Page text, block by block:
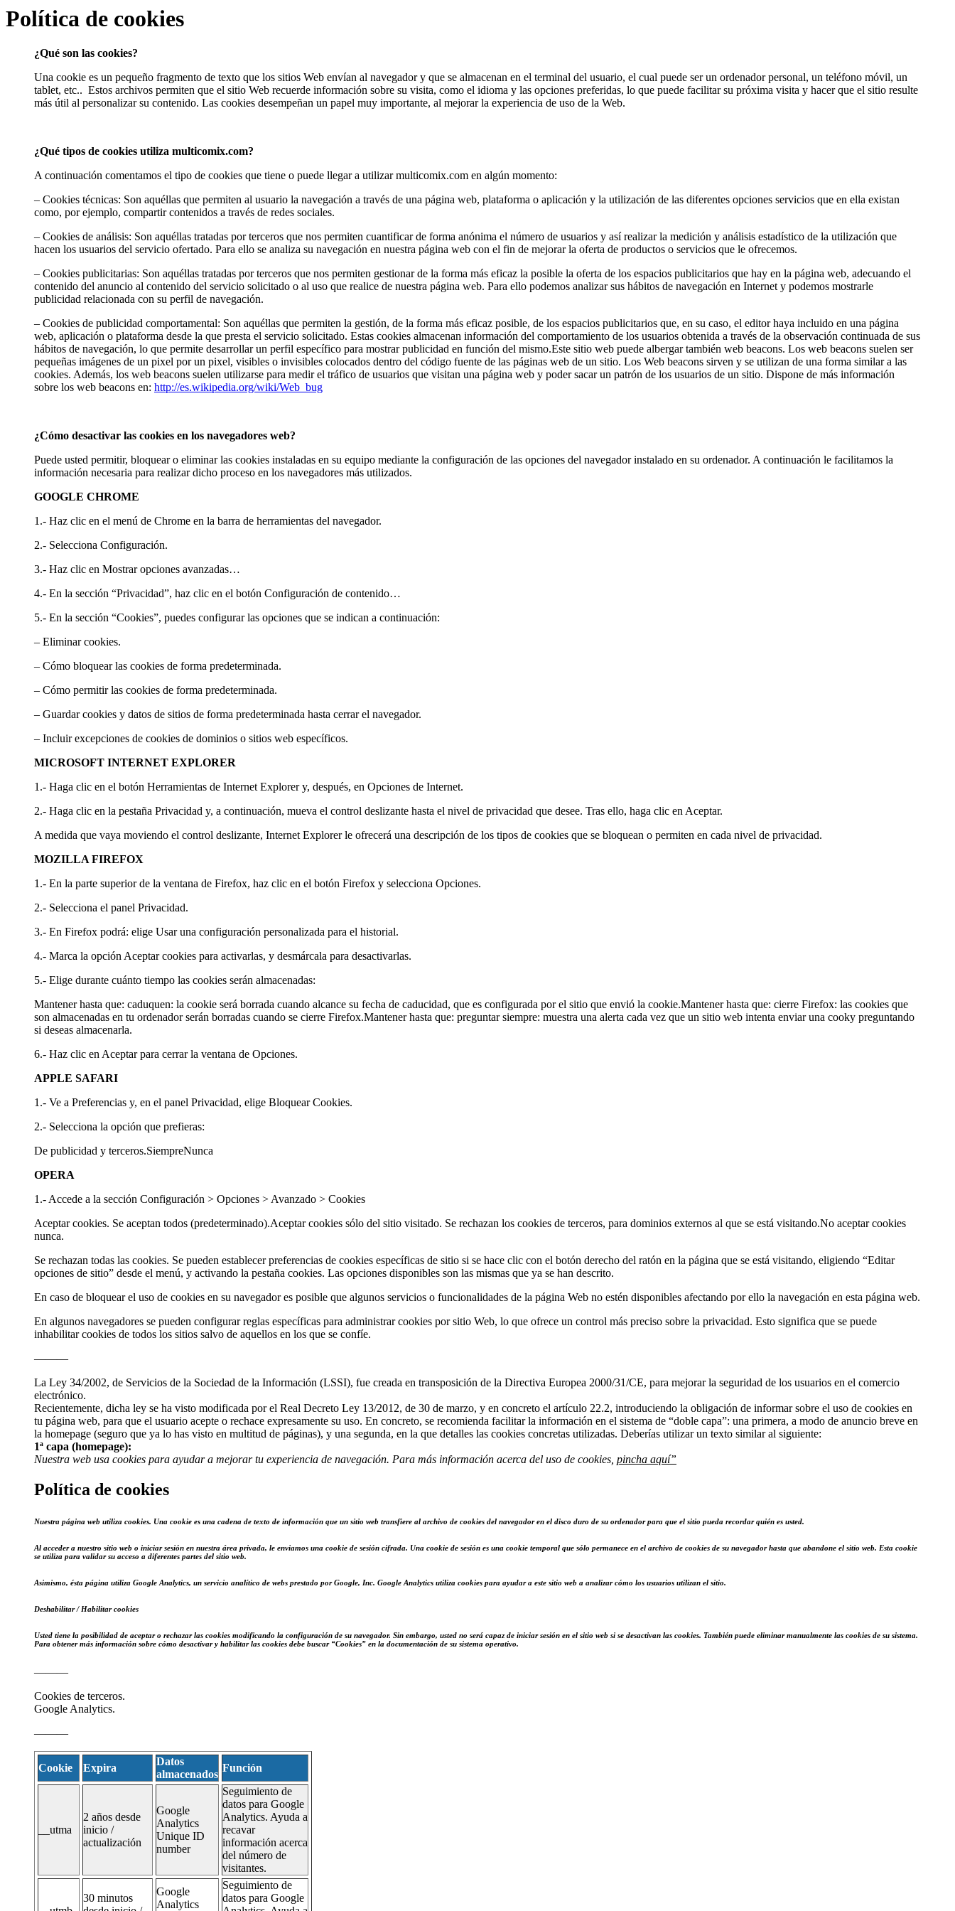
Política de cookies
¿Qué son las cookies?
Una cookie es un pequeño fragmento de texto que los sitios Web envían al navegador y que se almacenan en el terminal del usuario, el cual puede ser un ordenador personal, un teléfono móvil, un
tablet, etc.. Estos archivos permiten que el sitio Web recuerde información sobre su visita, como el idioma y las opciones preferidas, lo que puede facilitar su próxima visita y hacer que el sitio resulte
más útil al personalizar su contenido. Las cookies desempeñan un papel muy importante, al mejorar la experiencia de uso de la Web.
¿Qué tipos de cookies utiliza multicomix.com?
A continuación comentamos el tipo de cookies que tiene o puede llegar a utilizar multicomix.com en algún momento:
– Cookies técnicas: Son aquéllas que permiten al usuario la navegación a través de una página web, plataforma o aplicación y la utilización de las diferentes opciones servicios que en ella existan
como, por ejemplo, compartir contenidos a través de redes sociales.
– Cookies de análisis: Son aquéllas tratadas por terceros que nos permiten cuantificar de forma anónima el número de usuarios y así realizar la medición y análisis estadístico de la utilización que
hacen los usuarios del servicio ofertado. Para ello se analiza su navegación en nuestra página web con el fin de mejorar la oferta de productos o servicios que le ofrecemos.
– Cookies publicitarias: Son aquéllas tratadas por terceros que nos permiten gestionar de la forma más eficaz la posible la oferta de los espacios publicitarios que hay en la página web, adecuando el
contenido del anuncio al contenido del servicio solicitado o al uso que realice de nuestra página web. Para ello podemos analizar sus hábitos de navegación en Internet y podemos mostrarle
publicidad relacionada con su perfil de navegación.
– Cookies de publicidad comportamental: Son aquéllas que permiten la gestión, de la forma más eficaz posible, de los espacios publicitarios que, en su caso, el editor haya incluido en una página
web, aplicación o plataforma desde la que presta el servicio solicitado. Estas cookies almacenan información del comportamiento de los usuarios obtenida a través de la observación continuada de sus
hábitos de navegación, lo que permite desarrollar un perfil específico para mostrar publicidad en función del mismo.Este sitio web puede albergar también web beacons. Los web beacons suelen ser
pequeñas imágenes de un pixel por un pixel, visibles o invisibles colocados dentro del código fuente de las páginas web de un sitio. Los Web beacons sirven y se utilizan de una forma similar a las
cookies. Además, los web beacons suelen utilizarse para medir el tráfico de usuarios que visitan una página web y poder sacar un patrón de los usuarios de un sitio. Dispone de más información
sobre los web beacons en: http://es.wikipedia.org/wiki/Web_bug
¿Cómo desactivar las cookies en los navegadores web?
Puede usted permitir, bloquear o eliminar las cookies instaladas en su equipo mediante la configuración de las opciones del navegador instalado en su ordenador. A continuación le facilitamos la
información necesaria para realizar dicho proceso en los navegadores más utilizados.
GOOGLE CHROME
1.- Haz clic en el menú de Chrome en la barra de herramientas del navegador.
2.- Selecciona Configuración.
3.- Haz clic en Mostrar opciones avanzadas…
4.- En la sección “Privacidad”, haz clic en el botón Configuración de contenido…
5.- En la sección “Cookies”, puedes configurar las opciones que se indican a continuación:
– Eliminar cookies.
– Cómo bloquear las cookies de forma predeterminada.
– Cómo permitir las cookies de forma predeterminada.
– Guardar cookies y datos de sitios de forma predeterminada hasta cerrar el navegador.
– Incluir excepciones de cookies de dominios o sitios web específicos.
MICROSOFT INTERNET EXPLORER
1.- Haga clic en el botón Herramientas de Internet Explorer y, después, en Opciones de Internet.
2.- Haga clic en la pestaña Privacidad y, a continuación, mueva el control deslizante hasta el nivel de privacidad que desee. Tras ello, haga clic en Aceptar.
A medida que vaya moviendo el control deslizante, Internet Explorer le ofrecerá una descripción de los tipos de cookies que se bloquean o permiten en cada nivel de privacidad.
MOZILLA FIREFOX
1.- En la parte superior de la ventana de Firefox, haz clic en el botón Firefox y selecciona Opciones.
2.- Selecciona el panel Privacidad.
3.- En Firefox podrá: elige Usar una configuración personalizada para el historial.
4.- Marca la opción Aceptar cookies para activarlas, y desmárcala para desactivarlas.
5.- Elige durante cuánto tiempo las cookies serán almacenadas:
Mantener hasta que: caduquen: la cookie será borrada cuando alcance su fecha de caducidad, que es configurada por el sitio que envió la cookie.Mantener hasta que: cierre Firefox: las cookies que
son almacenadas en tu ordenador serán borradas cuando se cierre Firefox.Mantener hasta que: preguntar siempre: muestra una alerta cada vez que un sitio web intenta enviar una cooky preguntando
si deseas almacenarla.
6.- Haz clic en Aceptar para cerrar la ventana de Opciones.
APPLE SAFARI
1.- Ve a Preferencias y, en el panel Privacidad, elige Bloquear Cookies.
2.- Selecciona la opción que prefieras:
De publicidad y terceros.SiempreNunca
OPERA
1.- Accede a la sección Configuración > Opciones > Avanzado > Cookies
Aceptar cookies. Se aceptan todos (predeterminado).Aceptar cookies sólo del sitio visitado. Se rechazan los cookies de terceros, para dominios externos al que se está visitando.No aceptar cookies
nunca.
Se rechazan todas las cookies. Se pueden establecer preferencias de cookies específicas de sitio si se hace clic con el botón derecho del ratón en la página que se está visitando, eligiendo “Editar
opciones de sitio” desde el menú, y activando la pestaña cookies. Las opciones disponibles son las mismas que ya se han descrito.
En caso de bloquear el uso de cookies en su navegador es posible que algunos servicios o funcionalidades de la página Web no estén disponibles afectando por ello la navegación en esta página web.
En algunos navegadores se pueden configurar reglas específicas para administrar cookies por sitio Web, lo que ofrece un control más preciso sobre la privacidad. Esto significa que se puede
inhabilitar cookies de todos los sitios salvo de aquellos en los que se confíe.
———
La Ley 34/2002, de Servicios de la Sociedad de la Información (LSSI), fue creada en transposición de la Directiva Europea 2000/31/CE, para mejorar la seguridad de los usuarios en el comercio
electrónico.
Recientemente, dicha ley se ha visto modificada por el Real Decreto Ley 13/2012, de 30 de marzo, y en concreto el artículo 22.2, introduciendo la obligación de informar sobre el uso de cookies en
tu página web, para que el usuario acepte o rechace expresamente su uso. En concreto, se recomienda facilitar la información en el sistema de “doble capa”: una primera, a modo de anuncio breve en
la homepage (seguro que ya lo has visto en multitud de páginas), y una segunda, en la que detalles las cookies concretas utilizadas. Deberías utilizar un texto similar al siguiente:
1ª capa (homepage):
Nuestra web usa cookies para ayudar a mejorar tu experiencia de navegación. Para más información acerca del uso de cookies, pincha aquí”
Política de cookies
Nuestra página web utiliza cookies. Una cookie es una cadena de texto de información que un sitio web transfiere al archivo de cookies del navegador en el disco duro de su ordenador para que el sitio pueda recordar quién es usted.
Al acceder a nuestro sitio web o iniciar sesión en nuestra área privada, le enviamos una cookie de sesión cifrada. Una cookie de sesión es una cookie temporal que sólo permanece en el archivo de cookies de su navegador hasta que abandone el sitio web. Esta cookie
se utiliza para validar su acceso a diferentes partes del sitio web.
Asimismo, ésta página utiliza Google Analytics, un servicio analítico de webs prestado por Google, Inc. Google Analytics utiliza cookies para ayudar a este sitio web a analizar cómo los usuarios utilizan el sitio.
Deshabilitar / Habilitar cookies
Usted tiene la posibilidad de aceptar o rechazar las cookies modificando la configuración de su navegador. Sin embargo, usted no será capaz de iniciar sesión en el sitio web si se desactivan las cookies. También puede eliminar manualmente las cookies de su sistema.
Para obtener más información sobre cómo desactivar y habilitar las cookies debe buscar “Cookies” en la documentación de su sistema operativo.
———
Cookies de terceros.
Google Analytics.
———
Cookie Expira
Datos
almacenados
Función
__utma
2 años desde
inicio /
actualización
Google
Analytics
Unique ID
number
Seguimiento de
datos para Google
Analytics. Ayuda a
recavar
información acerca
del número de
visitantes.
30 minutos
Google
Analytics
Seguimiento de
datos para Google